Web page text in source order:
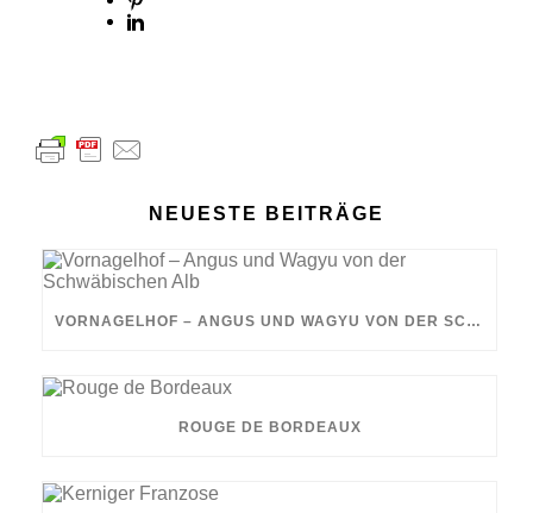
NEUESTE BEITRÄGE
VORNAGELHOF – ANGUS UND WAGYU VON DER SCHWÄBISCHEN ALB
ROUGE DE BORDEAUX